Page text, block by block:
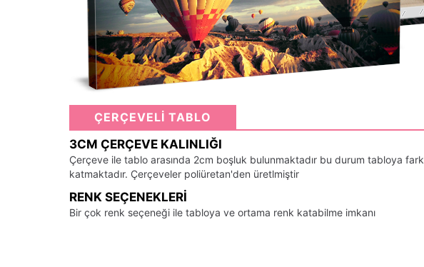
ÇERÇEVELİ TABLO
3CM ÇERÇEVE KALINLIĞI
Çerçeve ile tablo arasında 2cm boşluk bulunmaktadır bu durum tabloya fark
katmaktadır. Çerçeveler poliüretan'den üretlmiştir
RENK SEÇENEKLERI
Bir çok renk seçeneği ile tabloya ve ortama renk katabilme imkanı